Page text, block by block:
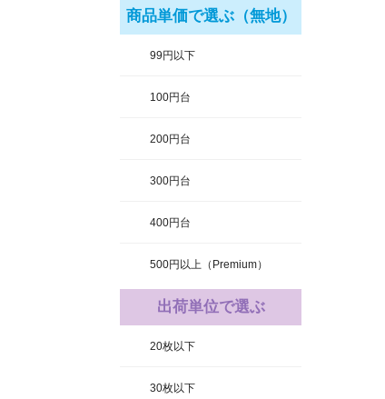
商品単価で選ぶ（無地）
99円以下
100円台
200円台
300円台
400円台
500円以上（Premium）
出荷単位で選ぶ
20枚以下
30枚以下